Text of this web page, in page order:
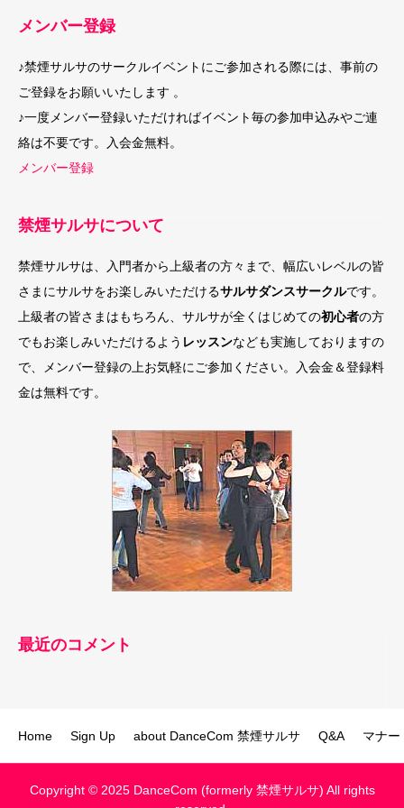
メンバー登録
♪禁煙サルサのサークルイベントにご参加される際には、事前の
ご登録をお願いいたします 。
♪一度メンバー登録いただければイベント毎の参加申込みやご連
絡は不要です。入会金無料。
メンバー登録
禁煙サルサについて
禁煙サルサは、入門者から上級者の方々まで、幅広いレベルの皆
さまにサルサをお楽しみいただけるサルサダンスサークルです。
上級者の皆さまはもちろん、サルサが全くはじめての初心者の方
でもお楽しみいただけるよう レッスンなども実施しておりますの
で、メンバー登録の上お気軽にご参加ください。入会金＆登録料
金は無料です。
最近のコメント
Home Sign Up about DanceCom 禁煙サルサ Q&A マナー
Copyright © 2025 DanceCom (formerly 禁煙サルサ) All rights